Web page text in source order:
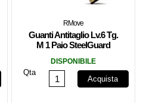
RMove
Guanti Antitaglio Lv.6 Tg.
M 1 Paio SteelGuard
DISPONIBILE
Qta
Acquista